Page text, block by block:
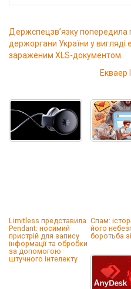
Держспецзв’язку попередила
держоргани України у вигляді
зараженим XLS-документом.
Екваер
Limitless представила
Pendant: носимий
пристрій для запису
інформації та обробки
за допомогою
штучного інтелекту
Спам:
його
боротьба